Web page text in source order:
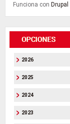
Funciona con Drupal
2026
2025
2024
2023